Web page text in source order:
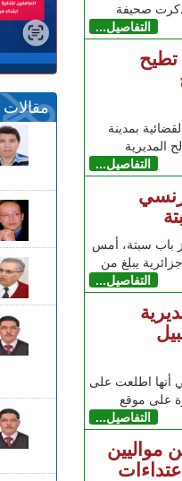
التفاصيل...
تطيح
بمدينة
المديرية
التفاصيل...
باب سبتة، أمس
التفاصيل...
أنها اطلعت على
على موقع
التفاصيل...
مواليين
مقالات